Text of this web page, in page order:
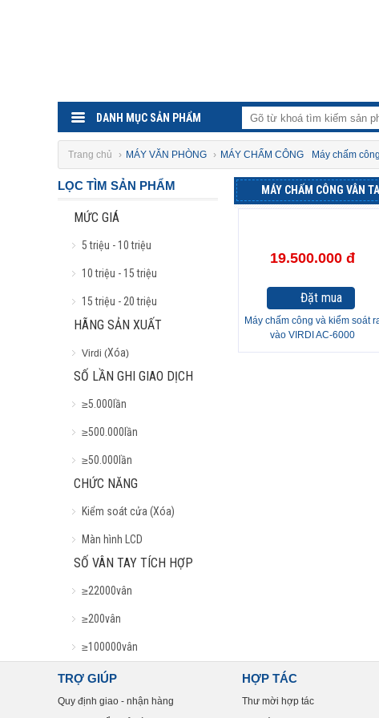
DANH MỤC SẢN PHẨM
Trang chủ › MÁY VĂN PHÒNG › MÁY CHẤM CÔNG Máy chấm
LỌC TÌM SẢN PHẨM
MỨC GIÁ
5 triệu - 10 triệu
10 triệu - 15 triệu
15 triệu - 20 triệu
HÃNG SẢN XUẤT
Virdi (Xóa)
SỐ LẦN GHI GIAO DỊCH
≥5.000lần
≥500.000lần
≥50.000lần
CHỨC NĂNG
Kiểm soát cửa (Xóa)
Màn hình LCD
SỐ VÂN TAY TÍCH HỢP
≥22000vân
≥200vân
≥100000vân
MÁY CHẤM CÔNG VÂN
19.500.000 đ
Đặt mua
Máy chấm công và kiểm soát
vào VIRDI AC-6000
TRỢ GIÚP
Quy định giao - nhận hàng
HỢP TÁC
Thư mời hợp tác